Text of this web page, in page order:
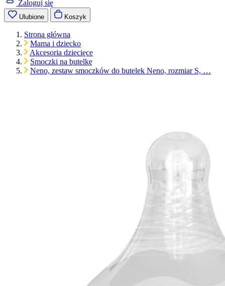
Zaloguj się
Ulubione Koszyk
Strona główna
Mama i dziecko
Akcesoria dziecięce
Smoczki na butelkę
Neno, zestaw smoczków do butelek Neno, rozmiar S, …